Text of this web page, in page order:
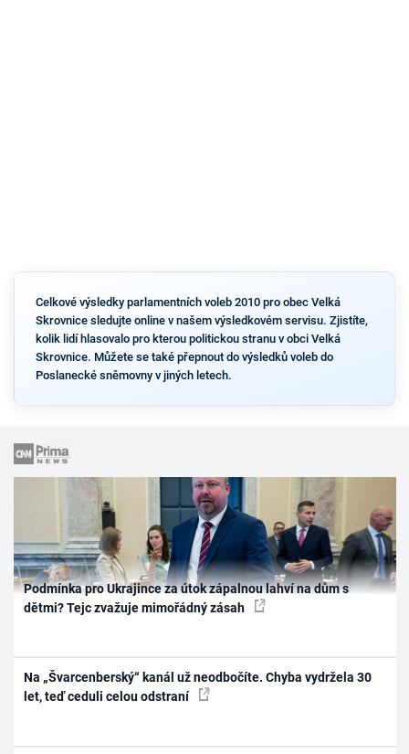
Celkové výsledky parlamentních voleb 2010 pro obec Velká
Skrovnice sledujte online v našem výsledkovém servisu. Zjistíte,
kolik lidí hlasovalo pro kterou politickou stranu v obci Velká
Skrovnice. Můžete se také přepnout do výsledků voleb do
Poslanecké sněmovny v jiných letech.
Podmínka pro Ukrajince za útok zápalnou lahví na dům s
dětmi? Tejc zvažuje mimořádný zásah
Na „Švarcenberský“ kanál už neodbočíte. Chyba vydržela 30
let, teď ceduli celou odstraní